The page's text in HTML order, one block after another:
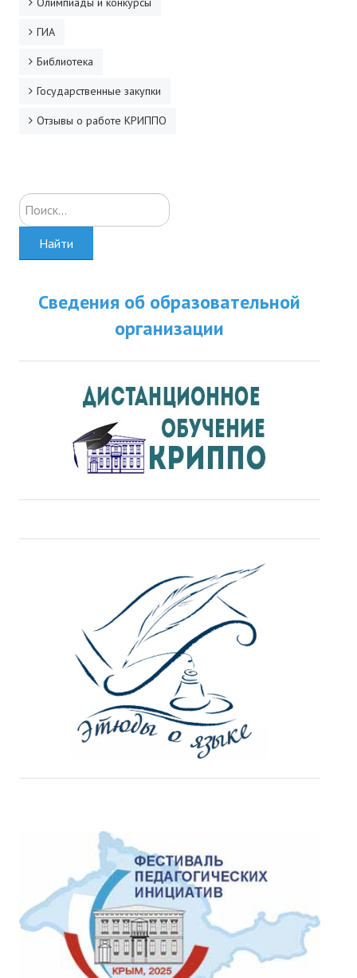
КОНТАКТЫ
ГИА
Библиотека
Государственные закупки
Отзывы о работе КРИППО
Искать...
Найти
Сведения об образовательной
организации